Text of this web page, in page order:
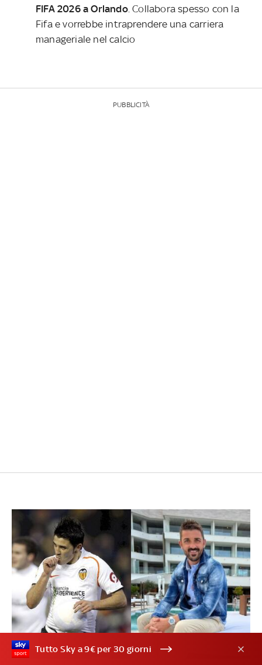
FIFA 2026 a Orlando. Collabora spesso con la
Fifa e vorrebbe intraprendere una carriera
manageriale nel calcio
PUBBLICITÀ
Tutto Sky a 9€ per 30 giorni